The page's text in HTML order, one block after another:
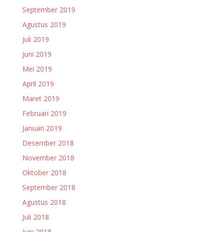
September 2019
Agustus 2019
Juli 2019
Juni 2019
Mei 2019
April 2019
Maret 2019
Februari 2019
Januari 2019
Desember 2018
November 2018
Oktober 2018
September 2018
Agustus 2018
Juli 2018